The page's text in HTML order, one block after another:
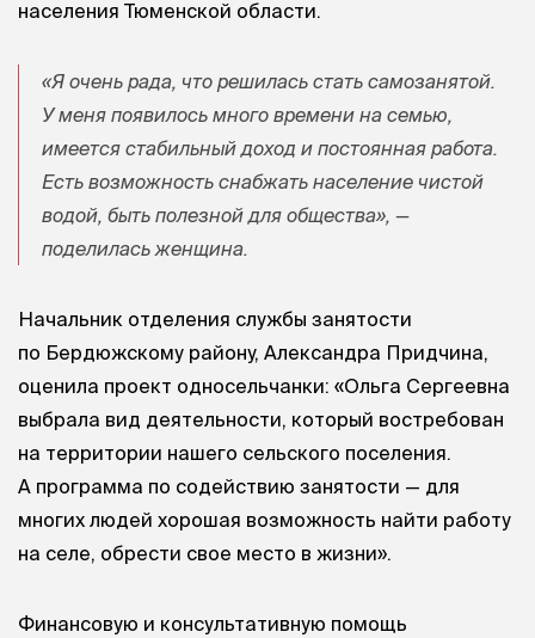
населения Тюменской области.
«Я очень рада, что решилась стать самозанятой.
У меня появилось много времени на семью,
имеется стабильный доход и постоянная работа.
Есть возможность снабжать население чистой
водой, быть полезной для общества», —
поделилась женщина.
Начальник отделения службы занятости
по Бердюжскому району, Александра Придчина,
оценила проект односельчанки: «Ольга Сергеевна
выбрала вид деятельности, который востребован
на территории нашего сельского поселения.
А программа по содействию занятости — для
многих людей хорошая возможность найти работу
на селе, обрести свое место в жизни».
Финансовую и консультативную помощь